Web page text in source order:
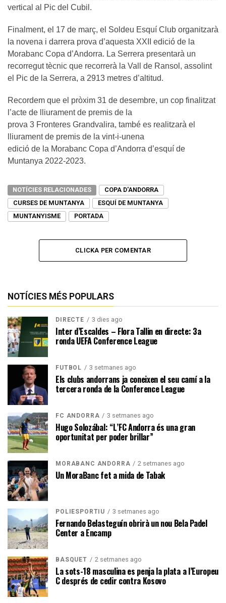
vertical al Pic del Cubil.
Finalment, el 17 de març, el Soldeu Esquí Club organitzarà
la novena i darrera prova d’aquesta XXII edició de la
Morabanc Copa d’Andorra. La Serrera presentarà un
recorregut tècnic que recorrerà la Vall de Ransol, assolint
el Pic de la Serrera, a 2913 metres d’altitud.
Recordem que el pròxim 31 de desembre, un cop finalitzat
l’acte de lliurament de premis de la
prova 3 Fronteres Grandvalira, també es realitzarà el
lliurament de premis de la vint-i-unena
edició de la Morabanc Copa d’Andorra d’esquí de
Muntanya 2022-2023.
NOTÍCIES RELACIONADES
COPA D'ANDORRA
CURSES DE MUNTANYA
ESQUÍ DE MUNTANYA
MUNTANYISME
PORTADA
CLICKA PER COMENTAR
NOTÍCIES MÉS POPULARS
DIRECTE 3 dies ago
Inter d’Escaldes – Flora Tallin en directe: 3a
ronda UEFA Conference League
FUTBOL 3 setmanes ago
Els clubs andorrans ja coneixen el seu camí a la
tercera ronda de la Conference League
FC ANDORRA 3 setmanes ago
Hugo Solozábal: “L’FC Andorra és una gran
oportunitat per poder brillar”
MORABANC ANDORRA 2 setmanes ago
Un MoraBanc fet a mida de Tabak
POLIESPORTIU 3 setmanes ago
Fernando Belasteguín obrirà un nou Bela Padel
Center a Encamp
BÀSQUET 2 setmanes ago
La sots-18 masculina es penja la plata a l’Europeu
C després de cedir contra Kosovo